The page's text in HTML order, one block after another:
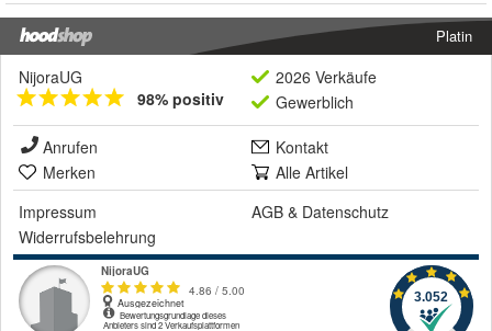
Platin
NijoraUG
98% positiv
2026 Verkäufe
Gewerblich
Anrufen
Kontakt
Merken
Alle Artikel
Impressum
AGB & Datenschutz
Widerrufsbelehrung